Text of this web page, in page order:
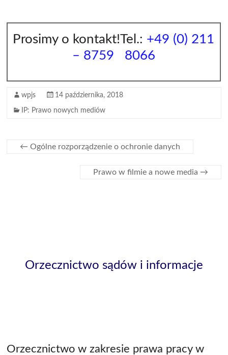
Prosimy o kontakt!Tel.: +49 (0) 211
– 8759 8066
wpjs 14 października, 2018
IP: Prawo nowych mediów
← Ogólne rozporządzenie o ochronie danych
Prawo w filmie a nowe media →
Orzecznictwo sądów i informacje
Orzecznictwo w zakresie prawa pracy w